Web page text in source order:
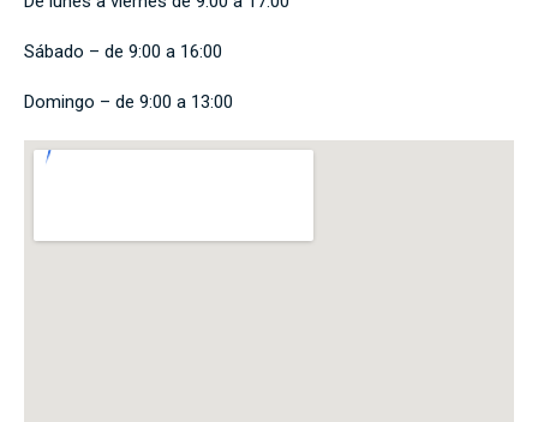
Sábado – de 9:00 a 16:00
Domingo – de 9:00 a 13:00